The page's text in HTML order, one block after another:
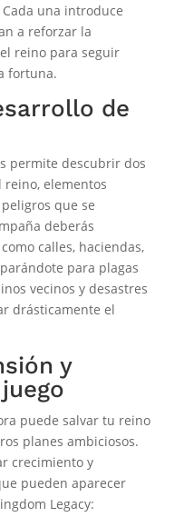
una introduce
a reforzar la
reino para seguir
fortuna.
de
permite descubrir dos
reino, elementos
que se
deberás
calles, haciendas,
para plagas
vecinos y desastres
drásticamente el
y
puede salvar tu reino
planes ambiciosos.
crecimiento y
pueden aparecer
Legacy: